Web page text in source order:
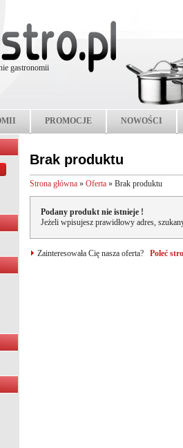
gastronomii
PROMOCJE NOWOŚCI
Brak produktu
Strona główna » Oferta » Brak produktu
Podany produkt nie istnieje !
Jeżeli wpisujesz prawidłowy adres,
Zainteresowała Cię nasza oferta? Poleć